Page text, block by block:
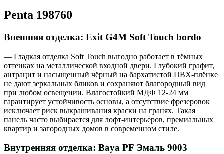
Penta 198760
Внешняя отделка: Exit G4M Soft Touch bordo
— Гладкая отделка Soft Touch выгодно работает в тёмных
оттенках на металлической входной двери. Глубокий графит,
антрацит и насыщенный чёрный на бархатистой ПВХ-плёнке
не дают зеркальных бликов и сохраняют благородный вид
при любом освещении. Влагостойкий МДФ 12-24 мм
гарантирует устойчивость основы, а отсутствие фрезеровок
исключает риск выкрашивания краски на гранях. Такая
панель часто выбирается для лофт-интерьеров, премиальных
квартир и загородных домов в современном стиле.
Внутренняя отделка: Baya PF Эмаль 9003